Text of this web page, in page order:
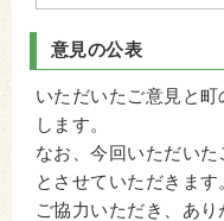
意見の公表
いただいたご意見と
します。
なお、今回いただい
とさせていただきます
ご協力いただき、あり